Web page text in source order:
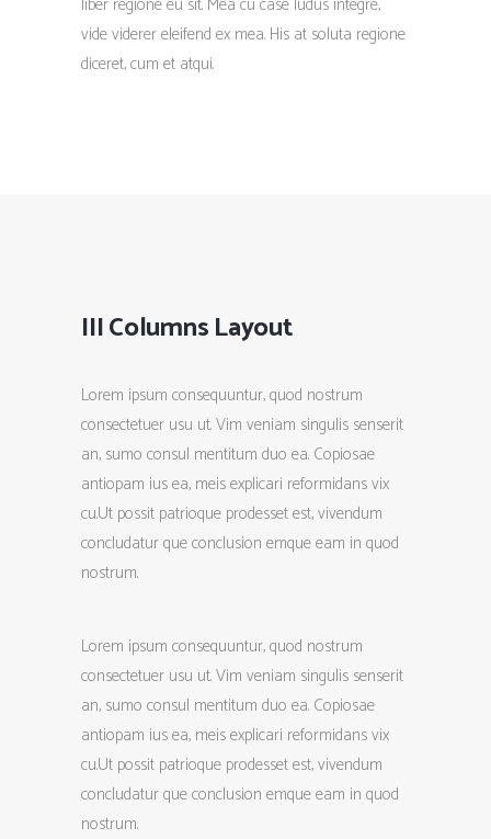
vide viderer eleifend ex mea. His at soluta regione
diceret, cum et atqui.
III Columns Layout
Lorem ipsum consequuntur, quod nostrum
consectetuer usu ut. Vim veniam singulis senserit
an, sumo consul mentitum duo ea. Copiosae
antiopam ius ea, meis explicari reformidans vix
cu.Ut possit patrioque prodesset est, vivendum
concludatur que conclusion emque eam in quod
nostrum.
Lorem ipsum consequuntur, quod nostrum
consectetuer usu ut. Vim veniam singulis senserit
an, sumo consul mentitum duo ea. Copiosae
antiopam ius ea, meis explicari reformidans vix
cu.Ut possit patrioque prodesset est, vivendum
concludatur que conclusion emque eam in quod
nostrum.